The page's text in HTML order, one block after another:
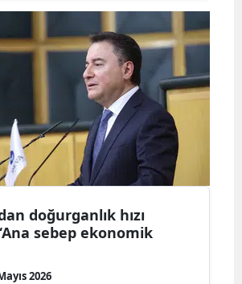
doğurganlık hızı
sebep ekonomik
2026